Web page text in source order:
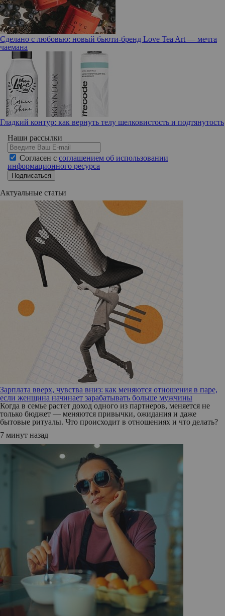
Сделано с любовью: новый бьюти-бренд Love Tea Art — мечта
чаемана
Гладкий контур: как вернуть телу шелковистость и подтянутость
Наши рассылки
Согласен с соглашением об использовании
информационного ресурса
Подписаться
Актуальные статьи
Зарплата вверх, чувства вниз: как меняются отношения в паре,
если женщина начинает зарабатывать больше мужчины
Когда в семье растет доход одного из партнеров, меняется не
только бюджет — меняются привычки, ожидания и даже
бытовые ритуалы. Что происходит в отношениях и что делать?
7 минут назад